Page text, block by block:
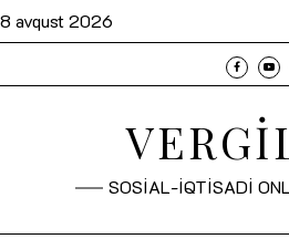
8 avqust 2026
SOSİAL-İQTİSADİ